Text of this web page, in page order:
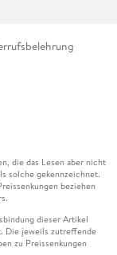
. . . 427
die das Lesen aber nicht
solche gekennzeichnet.
beziehen
dieser Artikel
Die jeweils zutreffende
zu Preissenkungen